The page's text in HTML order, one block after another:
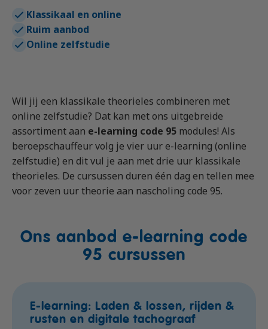
Rijbewijs D (Bus)
Bus met aanhanger rijbewijs (DE)
Taxi (Opleiding taxichauffeur)
Training elektrische bestelbus
OGS+ Opleiding
Reachtruck
VCA
Praktijktrainer (PTN)
Taaltraining Engels
Klassikaal en online
Ruim aanbod
Online zelfstudie
Wil jij een klassikale theorieles combineren met
online zelfstudie? Dat kan met ons uitgebreide
assortiment aan e-learning code 95 modules! Als
beroepschauffeur volg je vier uur e-learning (online
zelfstudie) en dit vul je aan met drie uur klassikale
theorieles. De cursussen duren één dag en tellen mee
voor zeven uur theorie aan nascholing code 95.
Ons aanbod e-learning code
95 cursussen
E-learning: Laden & lossen, rijden &
rusten en digitale tachograaf